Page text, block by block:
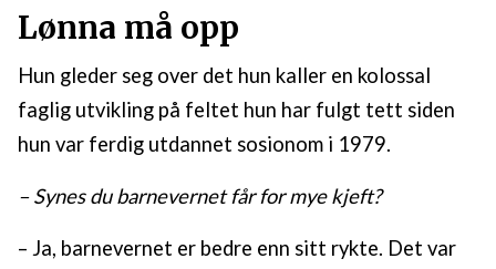
Lønna må opp
Hun gleder seg over det hun kaller en kolossal
faglig utvikling på feltet hun har fulgt tett siden
hun var ferdig utdannet sosionom i 1979.
– Synes du barnevernet får for mye kjeft?
– Ja, barnevernet er bedre enn sitt rykte. Det var